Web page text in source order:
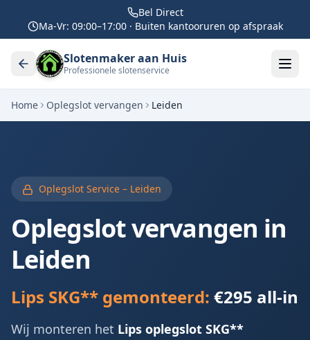
Bel Direct
Ma-Vr: 09:00–17:00 · Buiten kantooruren op afspraak
Slotenmaker aan Huis
Professionele slotenservice
Home Oplegslot vervangen Leiden
Oplegslot Service – Leiden
Oplegslot vervangen in
Leiden
Lips SKG** gemonteerd: €295 all-in
Wij monteren het Lips oplegslot SKG**